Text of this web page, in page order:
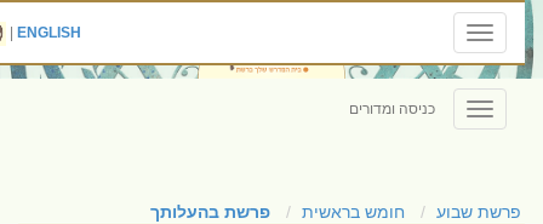
Toggle
navigation
ENGLISH
|
Toggle
navigation
כניסה ומדורים
פרשת שבוע חומש בראשית פרשת בהעלותך